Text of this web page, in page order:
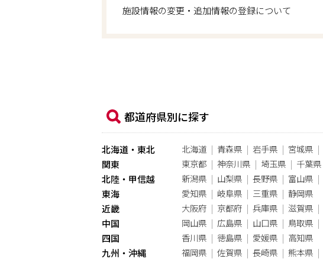
施設情報の変更・追加情報の登録について
都道府県別に探す
北海道・東北 北海道 青森県 岩手県 宮城県
関東
東京都 神奈川県 埼玉県 千葉県
北陸・甲信越
新潟県 山梨県 長野県 富山県
東海
愛知県 岐阜県 三重県
静岡県
近畿
大阪府 京都府 兵庫県 滋賀県
中国
岡山県 広島県 山口県 鳥取県
四国
香川県 徳島県 愛媛県
高知県
九州・沖縄
福岡県 佐賀県 長崎県 熊本県